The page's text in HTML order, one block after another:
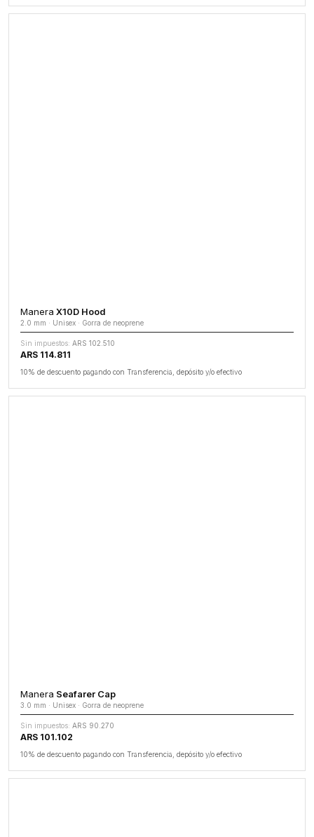
Manera X10D Hood
2.0 mm · Unisex · Gorra de neoprene
Sin impuestos: ARS 102.510
ARS 114.811
10% de descuento pagando con Transferencia, depósito y/o efectivo
Manera Seafarer Cap
3.0 mm · Unisex · Gorra de neoprene
Sin impuestos: ARS 90.270
ARS 101.102
10% de descuento pagando con Transferencia, depósito y/o efectivo